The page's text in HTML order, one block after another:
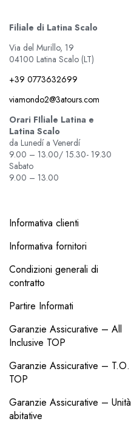
Filiale di Latina Scalo
Via del Murillo, 19
04100 Latina Scalo (LT)
+39 0773632699
viamondo2@3atours.com
Orari FIliale Latina e
Latina Scalo
da Lunedí a Venerdí
9.00 – 13.00/ 15.30- 19.30
Sabato
9.00 – 13.00
Informativa clienti
Informativa fornitori
Condizioni generali di
contratto
Partire Informati
Garanzie Assicurative – All
Inclusive TOP
Garanzie Assicurative – T.O.
TOP
Garanzie Assicurative – Unità
abitative